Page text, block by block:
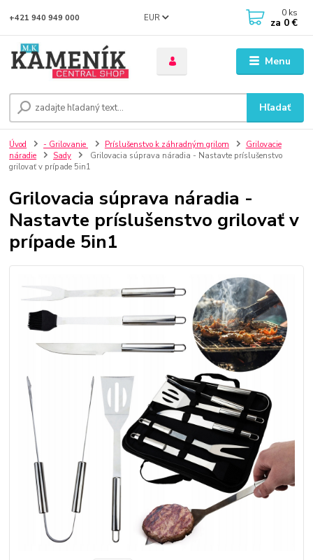
Menu
EUR
Hľadať
+421 940 949 000 0 ks
za 0 €
Úvod - Grilovanie Príslušenstvo k záhradným grilom
Grilovacie
náradie
Sady
Grilovacia súprava náradia - Nastavte príslušenstvo
grilovať v prípade 5in1
Grilovacia súprava náradia -
Nastavte príslušenstvo grilovať v
prípade 5in1